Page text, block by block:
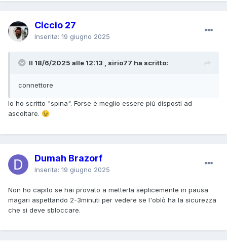
Ciccio 27
Inserita: 19 giugno 2025
Il 18/6/2025 alle 12:13 , sirio77 ha scritto:
connettore
Io ho scritto "spina". Forse è meglio essere più disposti ad
ascoltare. 😉
Dumah Brazorf
Inserita: 19 giugno 2025
Non ho capito se hai provato a metterla seplicemente in pausa
magari aspettando 2-3minuti per vedere se l'oblò ha la sicurezza
che si deve sbloccare.